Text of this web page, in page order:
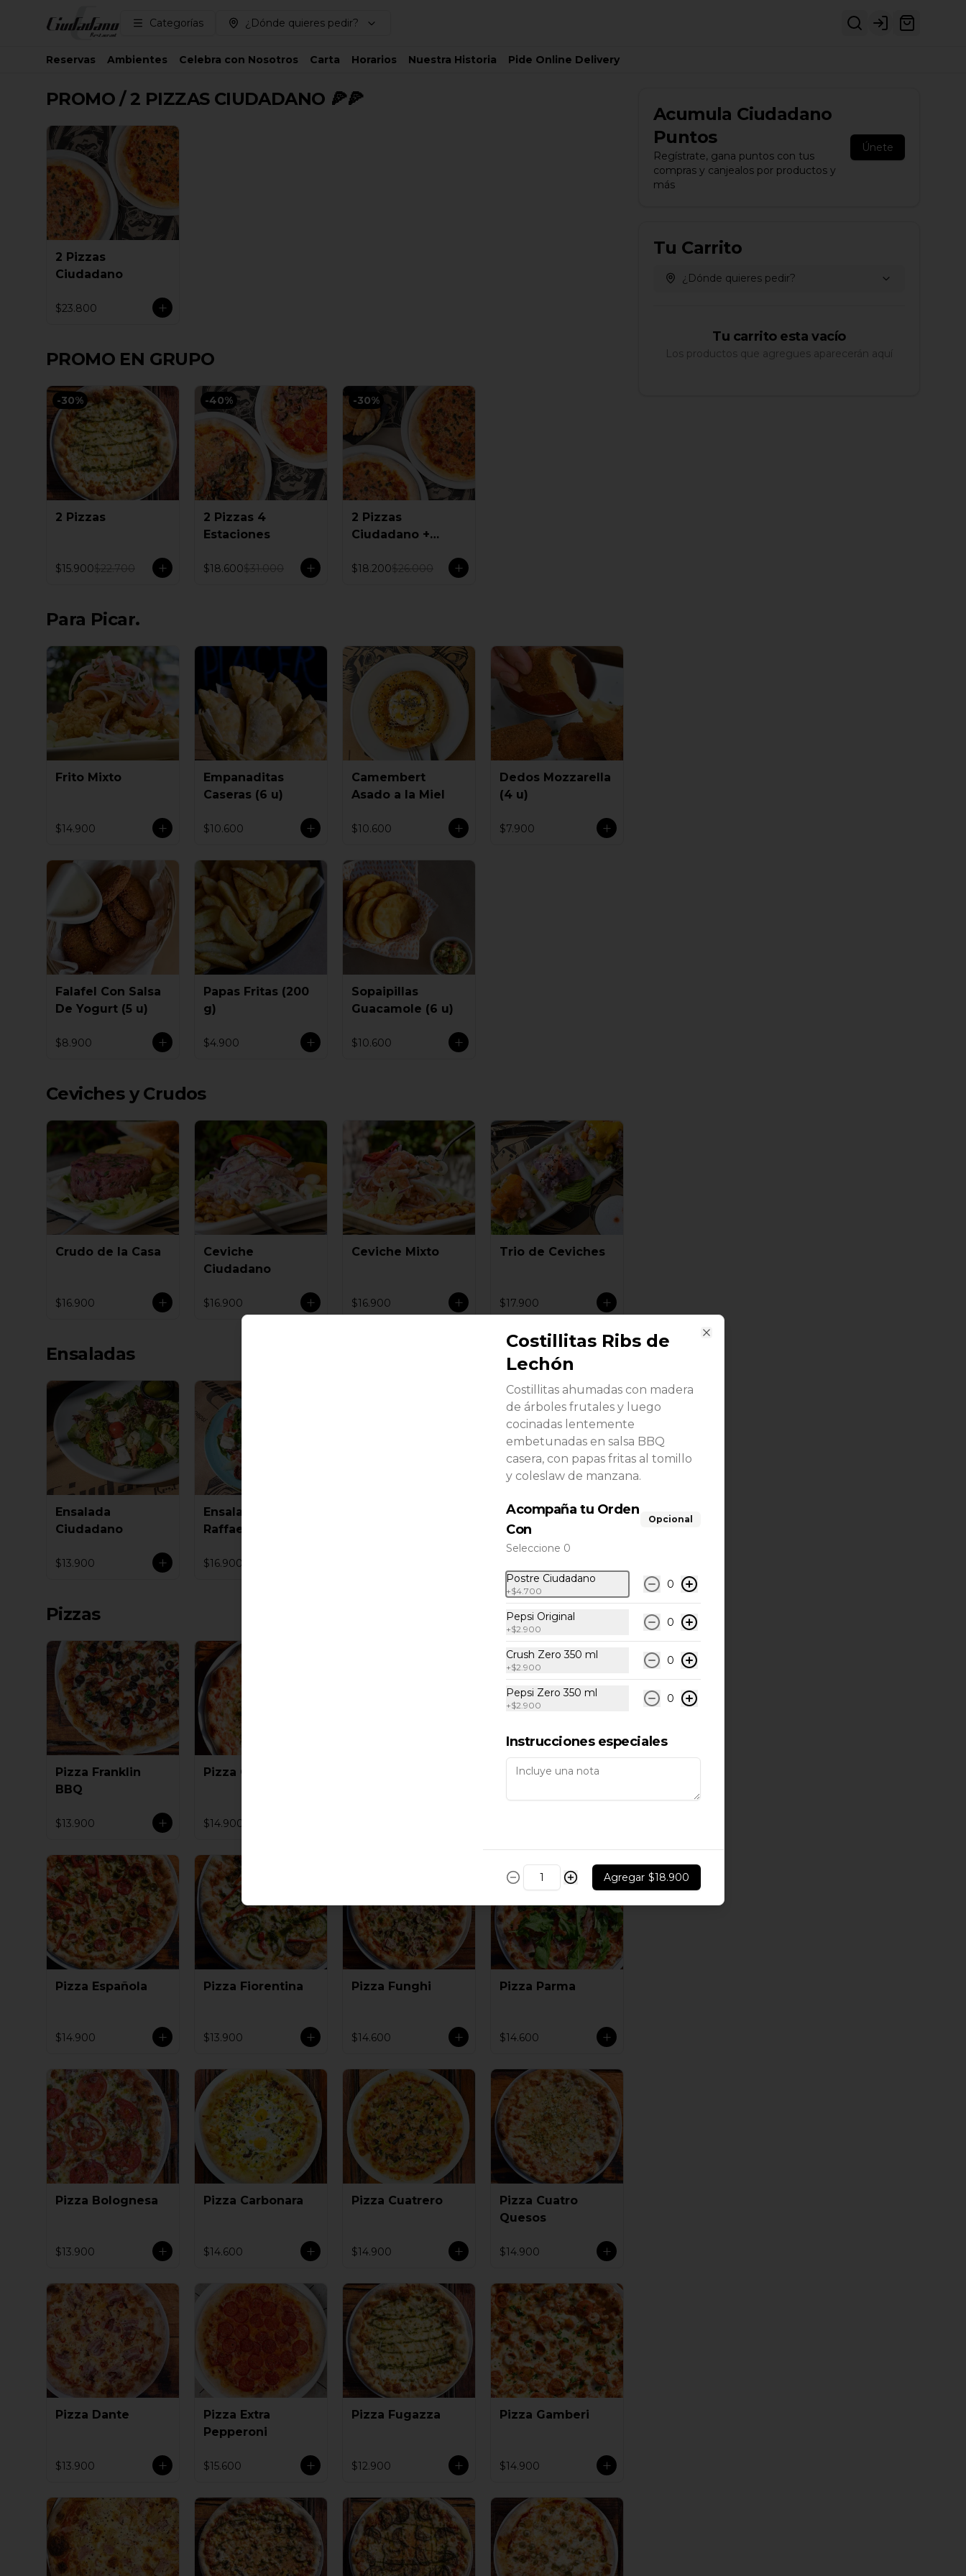
Categorías ¿Dónde quieres pedir? Login
Reservas Ambientes Celebra con Nosotros Carta Horarios Nuestra Historia Pide Online Delivery
PROMO / 2 PIZZAS CIUDADANO 🍕🍕
2 Pizzas
Ciudadano
$23.800
PROMO EN GRUPO
-30%
2 Pizzas
$15.900$22.700
-40%
2 Pizzas 4
Estaciones
$18.600$31.000
-30%
2 Pizzas
Ciudadano +
$18.200$26.000
Para Picar.
Frito Mixto
$14.900
Empanaditas
Caseras (6 u)
$10.600
Camembert
Asado a la Miel
$10.600
Dedos Mozzarella
(4 u)
$7.900
Falafel Con Salsa
De Yogurt (5 u)
$8.900
Papas Fritas (200
g)
$4.900
Sopaipillas
Guacamole (6 u)
$10.600
Ceviches y Crudos
Crudo de la Casa
$16.900
Ceviche
Ciudadano
$16.900
Ceviche Mixto
$16.900
Trio de Ceviches
$17.900
Ensaladas
Ensalada
Ciudadano
$13.900
Ensalada
Raffaello
$16.900
Pizzas
Pizza Franklin
BBQ
$13.900
Pizza Ciudadano
$14.900
Pizza Caperi
Pizza Española
$14.900
Pizza Fiorentina
$13.900
Pizza Funghi
$14.600
Pizza Parma
$14.600
Pizza Bolognesa
$13.900
Pizza Carbonara
$14.600
Pizza Cuatrero
$14.900
Pizza Cuatro
Quesos
$14.900
Pizza Dante
$13.900
Pizza Extra
Pepperoni
$15.600
Pizza Fugazza
$12.900
Pizza Gamberi
$14.900
Acumula Ciudadano
Puntos
Regístrate, gana puntos con tus
compras y canjealos por productos y
más
Únete
Tu Carrito
¿Dónde quieres pedir?
Tu carrito esta vacío
Los productos que agregues aparecerán aquí
Costillitas Ribs de
Lechón
Costillitas ahumadas con madera
de árboles frutales y luego
cocinadas lentemente
embetunadas en salsa BBQ
casera, con papas fritas al tomillo
y coleslaw de manzana.
Acompaña tu Orden
Con
Opcional
Seleccione 0
Postre Ciudadano
+$4.700
0
Pepsi Original
+$2.900
0
Crush Zero 350 ml
+$2.900
0
Pepsi Zero 350 ml
+$2.900
0
Instrucciones especiales
Agregar $18.900